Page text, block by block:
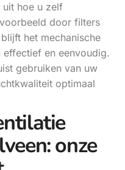
uit hoe u zelf
door filters
het mechanische
effectief en eenvoudig.
gebruiken van uw
optimaal
onze